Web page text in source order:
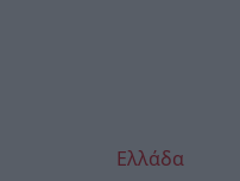
Ελλάδα